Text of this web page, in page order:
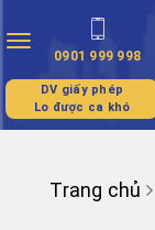
Toggle
navigation
0901 999 998
DV giấy phép
Lo được ca khó
Trang chủ